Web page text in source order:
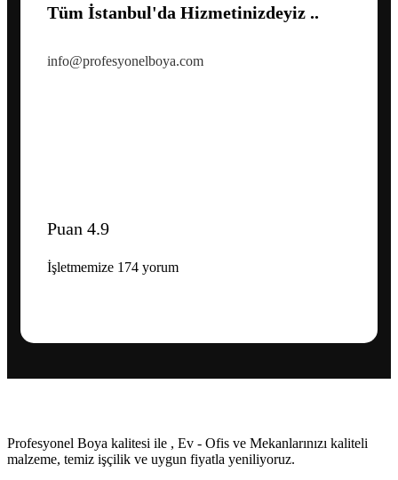
Tüm İstanbul'da Hizmetinizdeyiz ..
info@profesyonelboya.com
Puan 4.9
İşletmemize 174 yorum
Profesyonel Boya kalitesi ile , Ev - Ofis ve Mekanlarınızı kaliteli
malzeme, temiz işçilik ve uygun fiyatla yeniliyoruz.